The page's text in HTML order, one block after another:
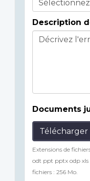
Description
Documents
Télécharger
Extensions de
odt ppt pptx odp xls
fichiers : 256 Mo.